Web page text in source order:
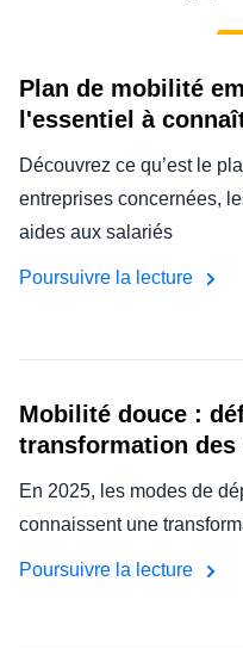
Plan de mobilité
l'essentiel à
Découvrez ce qu’est le
entreprises concernées,
aides aux salariés
Poursuivre la lecture
Mobilité douce :
transformation des
En 2025, les modes de
connaissent une
Poursuivre la lecture